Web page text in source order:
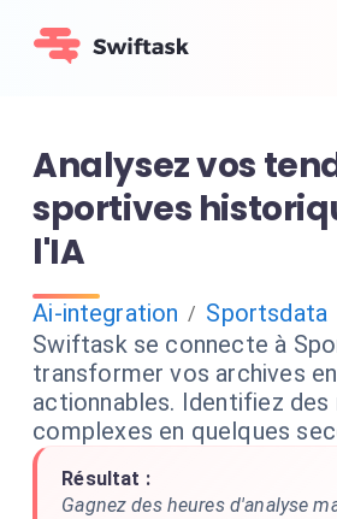
Analysez vos
sportives
l'IA
Ai-integration / Sportsdata
Swiftask se connecte à
transformer vos archives
actionnables. Identifiez des
complexes en quelques
Résultat :
Gagnez des heures d'analyse